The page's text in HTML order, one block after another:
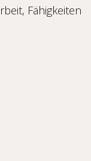
Fähigkeiten